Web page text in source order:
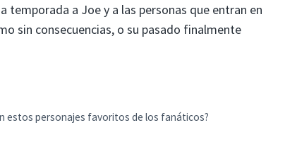
temporada a Joe y a las personas que entran en
sin consecuencias, o su pasado finalmente
estos personajes favoritos de los fanáticos?